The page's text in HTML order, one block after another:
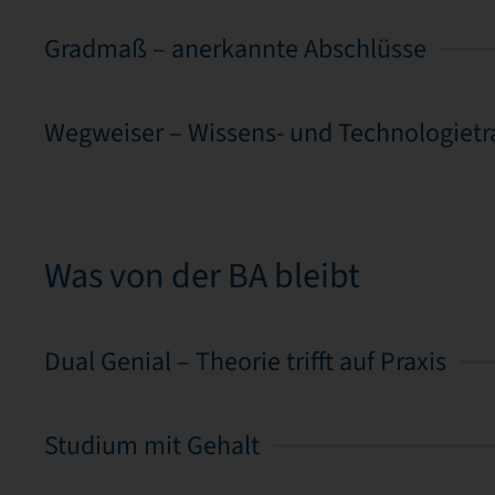
Gradmaß – anerkannte Abschlüsse
Wegweiser – Wissens- und
Was von der BA bleibt
Dual Genial – Theorie trifft auf Praxis
Studium mit Gehalt